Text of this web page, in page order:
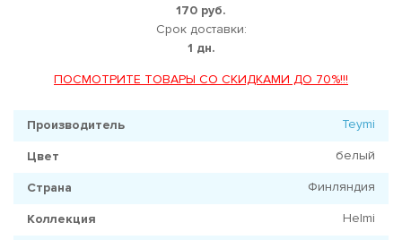
170 руб.
Срок доставки:
1 дн.
ПОСМОТРИТЕ ТОВАРЫ СО СКИДКАМИ ДО 70%!!!
Производитель Teymi
Цвет белый
Страна Финляндия
Коллекция Helmi